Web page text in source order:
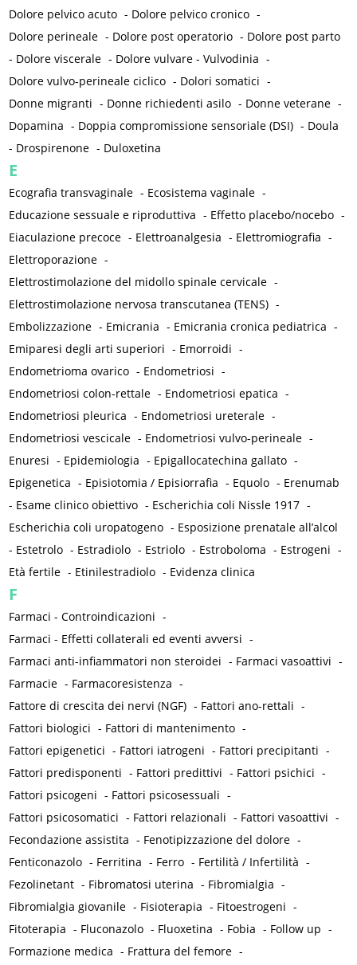
Dolore pelvico acuto - Dolore pelvico cronico -
Dolore perineale - Dolore post operatorio - Dolore post parto
- Dolore viscerale - Dolore vulvare - Vulvodinia -
Dolore vulvo-perineale ciclico - Dolori somatici -
Donne migranti - Donne richiedenti asilo - Donne veterane -
Dopamina - Doppia compromissione sensoriale (DSI) - Doula
- Drospirenone - Duloxetina
E
Ecografia transvaginale - Ecosistema vaginale -
Educazione sessuale e riproduttiva - Effetto placebo/nocebo -
Eiaculazione precoce - Elettroanalgesia - Elettromiografia -
Elettroporazione -
Elettrostimolazione del midollo spinale cervicale -
Elettrostimolazione nervosa transcutanea (TENS) -
Embolizzazione - Emicrania - Emicrania cronica pediatrica -
Emiparesi degli arti superiori - Emorroidi -
Endometrioma ovarico - Endometriosi -
Endometriosi colon-rettale - Endometriosi epatica -
Endometriosi pleurica - Endometriosi ureterale -
Endometriosi vescicale - Endometriosi vulvo-perineale -
Enuresi - Epidemiologia - Epigallocatechina gallato -
Epigenetica - Episiotomia / Episiorrafia - Equolo - Erenumab
- Esame clinico obiettivo - Escherichia coli Nissle 1917 -
Escherichia coli uropatogeno - Esposizione prenatale all’alcol
- Estetrolo - Estradiolo - Estriolo - Estroboloma - Estrogeni -
Età fertile - Etinilestradiolo - Evidenza clinica
F
Farmaci - Controindicazioni -
Farmaci - Effetti collaterali ed eventi avversi -
Farmaci anti-infiammatori non steroidei - Farmaci vasoattivi -
Farmacie - Farmacoresistenza -
Fattore di crescita dei nervi (NGF) - Fattori ano-rettali -
Fattori biologici - Fattori di mantenimento -
Fattori epigenetici - Fattori iatrogeni - Fattori precipitanti -
Fattori predisponenti - Fattori predittivi - Fattori psichici -
Fattori psicogeni - Fattori psicosessuali -
Fattori psicosomatici - Fattori relazionali - Fattori vasoattivi -
Fecondazione assistita - Fenotipizzazione del dolore -
Fenticonazolo - Ferritina - Ferro - Fertilità / Infertilità -
Fezolinetant - Fibromatosi uterina - Fibromialgia -
Fibromialgia giovanile - Fisioterapia - Fitoestrogeni -
Fitoterapia - Fluconazolo - Fluoxetina - Fobia - Follow up -
Formazione medica - Frattura del femore -